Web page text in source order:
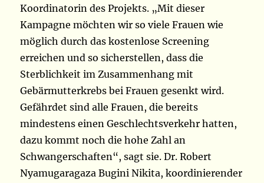
Koordinatorin des Projekts. „Mit dieser
Kampagne möchten wir so viele Frauen wie
möglich durch das kostenlose Screening
erreichen und so sicherstellen, dass die
Sterblichkeit im Zusammenhang mit
Gebärmutterkrebs bei Frauen gesenkt wird.
Gefährdet sind alle Frauen, die bereits
mindestens einen Geschlechtsverkehr hatten,
dazu kommt noch die hohe Zahl an
Schwangerschaften“, sagt sie. Dr. Robert
Nyamugaragaza Bugini Nikita, koordinierender